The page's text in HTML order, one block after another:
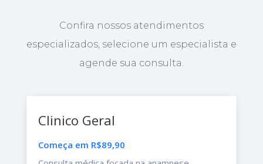
Confira nossos atendimentos
especializados, selecione um especialista e
agende sua consulta.
Clinico Geral
Começa em R$89,90